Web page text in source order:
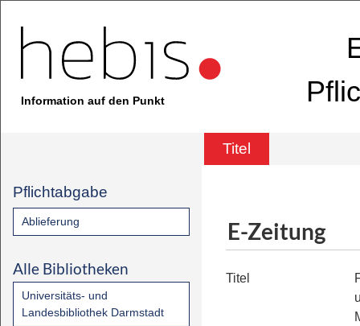
Information auf den Punkt
Titel
Pflichtabgabe
Ablieferung
Alle Bibliotheken
Universitäts- und
Landesbibliothek Darmstadt
E-Zeitung
Titel